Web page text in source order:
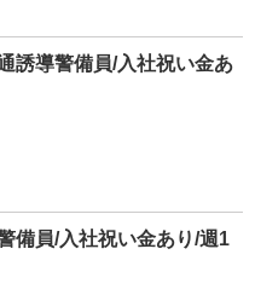
誘導警備員/入社祝い金あ
備員/入社祝い金あり/週1